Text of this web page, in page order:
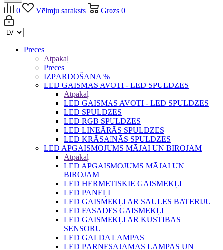
0 Vēlmju saraksts Grozs 0
Preces
Atpakaļ
Preces
IZPĀRDOŠANA %
LED GAISMAS AVOTI - LED SPULDZES
Atpakaļ
LED GAISMAS AVOTI - LED SPULDZES
LED SPULDZES
LED RGB SPULDZES
LED LINEĀRĀS SPULDZES
LED KRĀSAINĀS SPULDZES
LED APGAISMOJUMS MĀJAI UN BIROJAM
Atpakaļ
LED APGAISMOJUMS MĀJAI UN
BIROJAM
LED HERMĒTISKIE GAISMEKĻI
LED PANEĻI
LED GAISMEKĻI AR SAULES BATERIJU
LED FASĀDES GAISMEKĻI
LED GAISMEKĻI AR KUSTĪBAS
SENSORU
LED GALDA LAMPAS
LED PĀRNĒSĀJAMĀS LAMPAS UN